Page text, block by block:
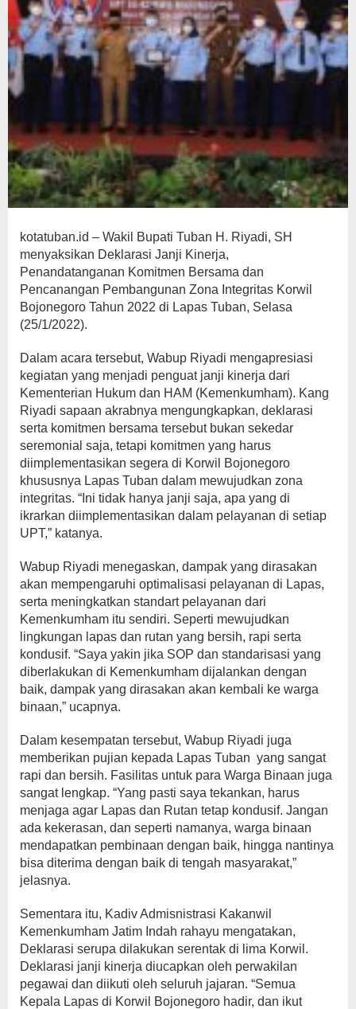
kotatuban.id – Wakil Bupati Tuban H. Riyadi, SH
menyaksikan Deklarasi Janji Kinerja,
Penandatanganan Komitmen Bersama dan
Pencanangan Pembangunan Zona Integritas Korwil
Bojonegoro Tahun 2022 di Lapas Tuban, Selasa
(25/1/2022).
Dalam acara tersebut, Wabup Riyadi mengapresiasi
kegiatan yang menjadi penguat janji kinerja dari
Kementerian Hukum dan HAM (Kemenkumham). Kang
Riyadi sapaan akrabnya mengungkapkan, deklarasi
serta komitmen bersama tersebut bukan sekedar
seremonial saja, tetapi komitmen yang harus
diimplementasikan segera di Korwil Bojonegoro
khususnya Lapas Tuban dalam mewujudkan zona
integritas. “Ini tidak hanya janji saja, apa yang di
ikrarkan diimplementasikan dalam pelayanan di setiap
UPT,” katanya.
Wabup Riyadi menegaskan, dampak yang dirasakan
akan mempengaruhi optimalisasi pelayanan di Lapas,
serta meningkatkan standart pelayanan dari
Kemenkumham itu sendiri. Seperti mewujudkan
lingkungan lapas dan rutan yang bersih, rapi serta
kondusif. “Saya yakin jika SOP dan standarisasi yang
diberlakukan di Kemenkumham dijalankan dengan
baik, dampak yang dirasakan akan kembali ke warga
binaan,” ucapnya.
Dalam kesempatan tersebut, Wabup Riyadi juga
memberikan pujian kepada Lapas Tuban yang sangat
rapi dan bersih. Fasilitas untuk para Warga Binaan juga
sangat lengkap. “Yang pasti saya tekankan, harus
menjaga agar Lapas dan Rutan tetap kondusif. Jangan
ada kekerasan, dan seperti namanya, warga binaan
mendapatkan pembinaan dengan baik, hingga nantinya
bisa diterima dengan baik di tengah masyarakat,”
jelasnya.
Sementara itu, Kadiv Admisnistrasi Kakanwil
Kemenkumham Jatim Indah rahayu mengatakan,
Deklarasi serupa dilakukan serentak di lima Korwil.
Deklarasi janji kinerja diucapkan oleh perwakilan
pegawai dan diikuti oleh seluruh jajaran. “Semua
Kepala Lapas di Korwil Bojonegoro hadir, dan ikut